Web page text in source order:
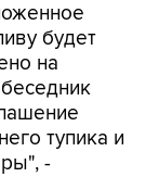
будет
на
тупика и
-